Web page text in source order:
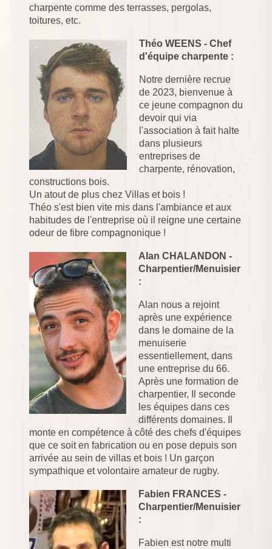
charpente comme des terrasses, pergolas,
toitures, etc.
Théo WEENS - Chef
d'équipe charpente :
Notre dernière recrue
de 2023, bienvenue à
ce jeune compagnon du
devoir qui via
l'association à fait halte
dans plusieurs
entreprises de
charpente, rénovation,
constructions bois.
Un atout de plus chez Villas et bois !
Théo s'est bien vite mis dans l'ambiance et aux
habitudes de l'entreprise où il reigne une certaine
odeur de fibre compagnonique !
Alan CHALANDON -
Charpentier/Menuisier
:
Alan nous a rejoint
après une expérience
dans le domaine de la
menuiserie
essentiellement, dans
une entreprise du 66.
Après une formation de
charpentier, Il seconde
les équipes dans ces
différents domaines. Il
monte en compétence à côté des chefs d'équipes
que ce soit en fabrication ou en pose depuis son
arrivée au sein de villas et bois ! Un garçon
sympathique et volontaire amateur de rugby.
Fabien FRANCES -
Charpentier/Menuisier
:
Fabien est notre multi